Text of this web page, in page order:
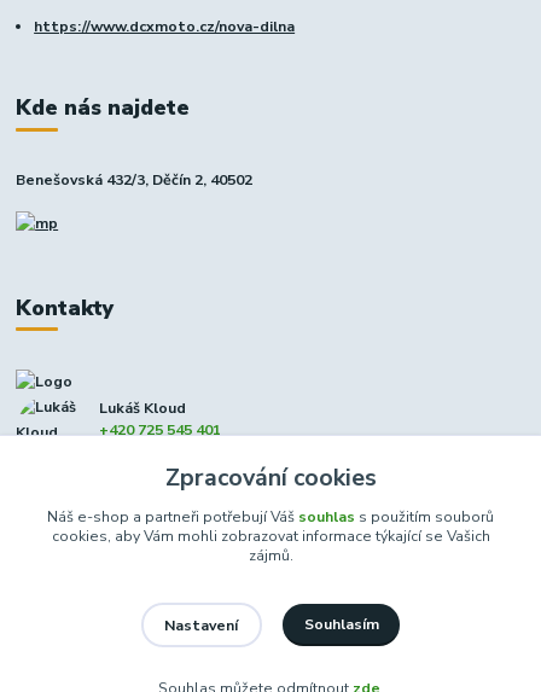
https://www.dcxmoto.cz/nova-dilna
Kde nás najdete
Benešovská 432/3, Děčín 2, 40502
Kontakty
Lukáš Kloud
+420 725 545 401
Zpracování cookies
Náš e-shop a partneři potřebují Váš souhlas s použitím souborů
cookies, aby Vám mohli zobrazovat informace týkající se Vašich
zájmů.
Nastavení Souhlasím
Souhlas můžete odmítnout zde